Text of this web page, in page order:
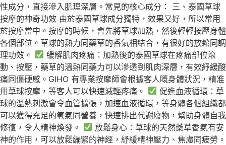
性成分，直接滲入肌理深層。常見的核心成分： 三、泰國草球
按摩的神奇功效 由於泰國草球成分獨特，效果又好，所以常用
於按摩當中。按摩的時候，會先將草球加熱，然後輕輕按壓身體
各個部位。草球的熱力同藥草的香氣相結合，有很好的放鬆同調
理功效。
緩解肌肉疼痛：加熱後的泰國草球在疼痛部位滾
動、按壓，藥草的溫熱同藥力可以滲透到肌肉深層，有效紓緩酸
痛同僵硬感。GIHO 有專業按摩師會根據客人嘅身體狀況，精准
用草球按摩，等客人可以快速減輕疼痛。
促進血液循環：草
球的溫熱刺激會令血管擴張，加速血液循環，等身體各個組織都
可以獲得充足的氧氣同營養，快速排出代謝廢物，幫助身體自我
修復，令人精神煥發。
放鬆身心：草球的天然藥草香氣有安
神的作用，可以放鬆繃緊的神經，紓緩精神壓力、焦慮同疲勞。